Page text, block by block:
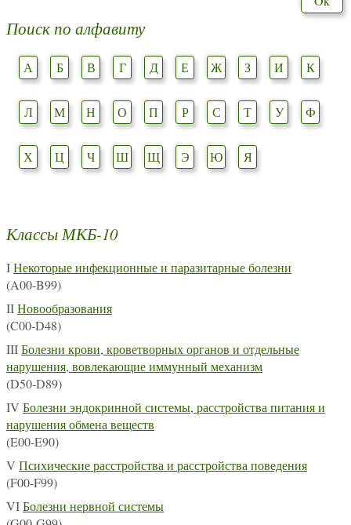
Поиск по алфавиту
А Б В Г Д Е Ж З И К
Л М Н О П Р С Т У Ф
Х Ц Ч Ш Щ Э Ю Я
Классы МКБ-10
IНекоторые инфекционные и паразитарные болезни
(A00-B99)
IIНовообразования
(C00-D48)
IIIБолезни крови, кроветворных органов и отдельные
нарушения, вовлекающие иммунный механизм
(D50-D89)
IV Болезни эндокринной системы, расстройства питания и
нарушения обмена веществ
(E00-E90)
V Психические расстройства и расстройства поведения
(F00-F99)
VIБолезни нервной системы